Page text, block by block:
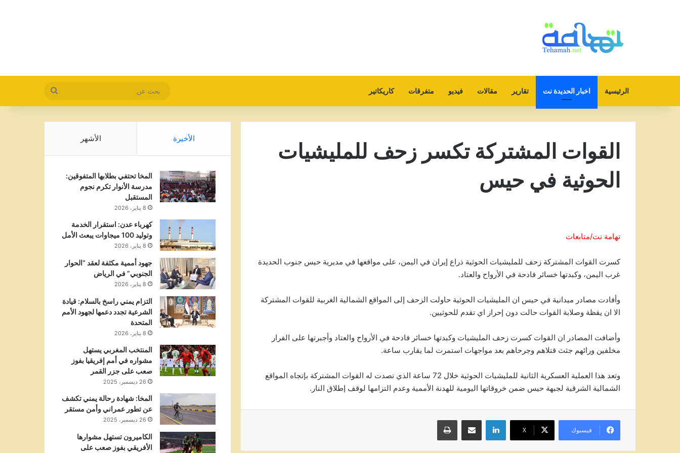
الرئيسية اخبار الحديدة نت تقارير مقالات فيديو متفرقات كاريكاتير
بحث
عن
القوات المشتركة تكسر زحف للمليشيات
الحوثية في حيس
تهامة نت/متابعات
كسرت القوات المشتركة زحف للمليشيات الحوثية ذراع إيران في اليمن، على مواقعها في مديرية حيس جنوب الحديدة
غرب اليمن، وكبدتها خسائر فادحة في الأرواح والعتاد.
وأفادت مصادر ميدانية في حيس ان المليشيات الحوثية حاولت الزحف إلى المواقع الشمالية الغربية للقوات المشتركة
الا ان يقظة وصلابة القوات حالت دون إحراز اي تقدم للحوثيين.
وأضافت المصادر ان القوات كسرت زحف المليشيات وكبدتها خسائر فادحة في الأرواح والعتاد وأجبرتها على الفرار
مخلفين ورائهم جثث قتلاهم وجرحاهم بعد مواجهات استمرت لما يقارب ساعة.
وتعد هذا العملية العسكرية الثانية للمليشيات الحوثية خلال 72 ساعة الذي تصدت له القوات المشتركة بإتجاه المواقع
الشمالية الشرقية لجبهة حيس ضمن خروقاتها اليومية للهدنة الأممية وعدم التزامها لوقف إطلاق النار.
فيسبوك ‫X
لينكدإن مشاركة عبر البريد طباعة
الأخيرة الأشهر
المخا تحتفي بطلابها المتفوقين:
مدرسة الأنوار تكرم نجوم
المستقبل
8 يناير، 2026
كهرباء عدن: استقرار الخدمة
وتوليد 100 ميجاوات يبعث الأمل
8 يناير، 2026
جهود أممية مكثفة لعقد “الحوار
الجنوبي” في الرياض
8 يناير، 2026
التزام يمني راسخ بالسلام: قيادة
الشرعية تجدد دعمها لجهود الأمم
المتحدة
8 يناير، 2026
المنتخب المغربي يستهل
مشواره في أمم إفريقيا بفوز
صعب على جزر القمر
26 ديسمبر، 2025
المخا: شهادة رحالة يمني تكشف
عن تطور عمراني وأمن مستقر
26 ديسمبر، 2025
الكاميرون تستهل مشوارها
الأفريقي بفوز صعب على